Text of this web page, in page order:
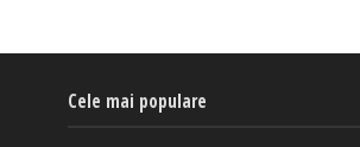
Cele mai populare